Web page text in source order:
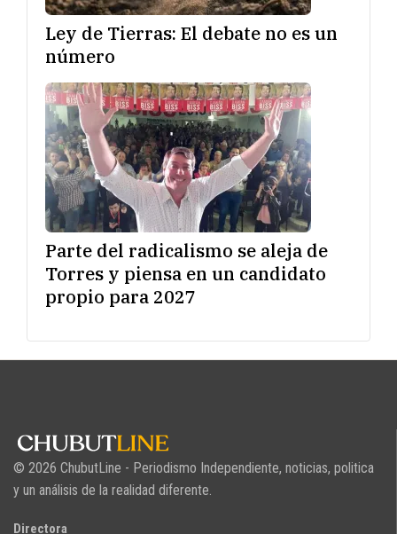
Ley de Tierras: El debate no es un
número
Parte del radicalismo se aleja de
Torres y piensa en un candidato
propio para 2027
© 2026 ChubutLine - Periodismo Independiente, noticias, politica
y un análisis de la realidad diferente.
Directora